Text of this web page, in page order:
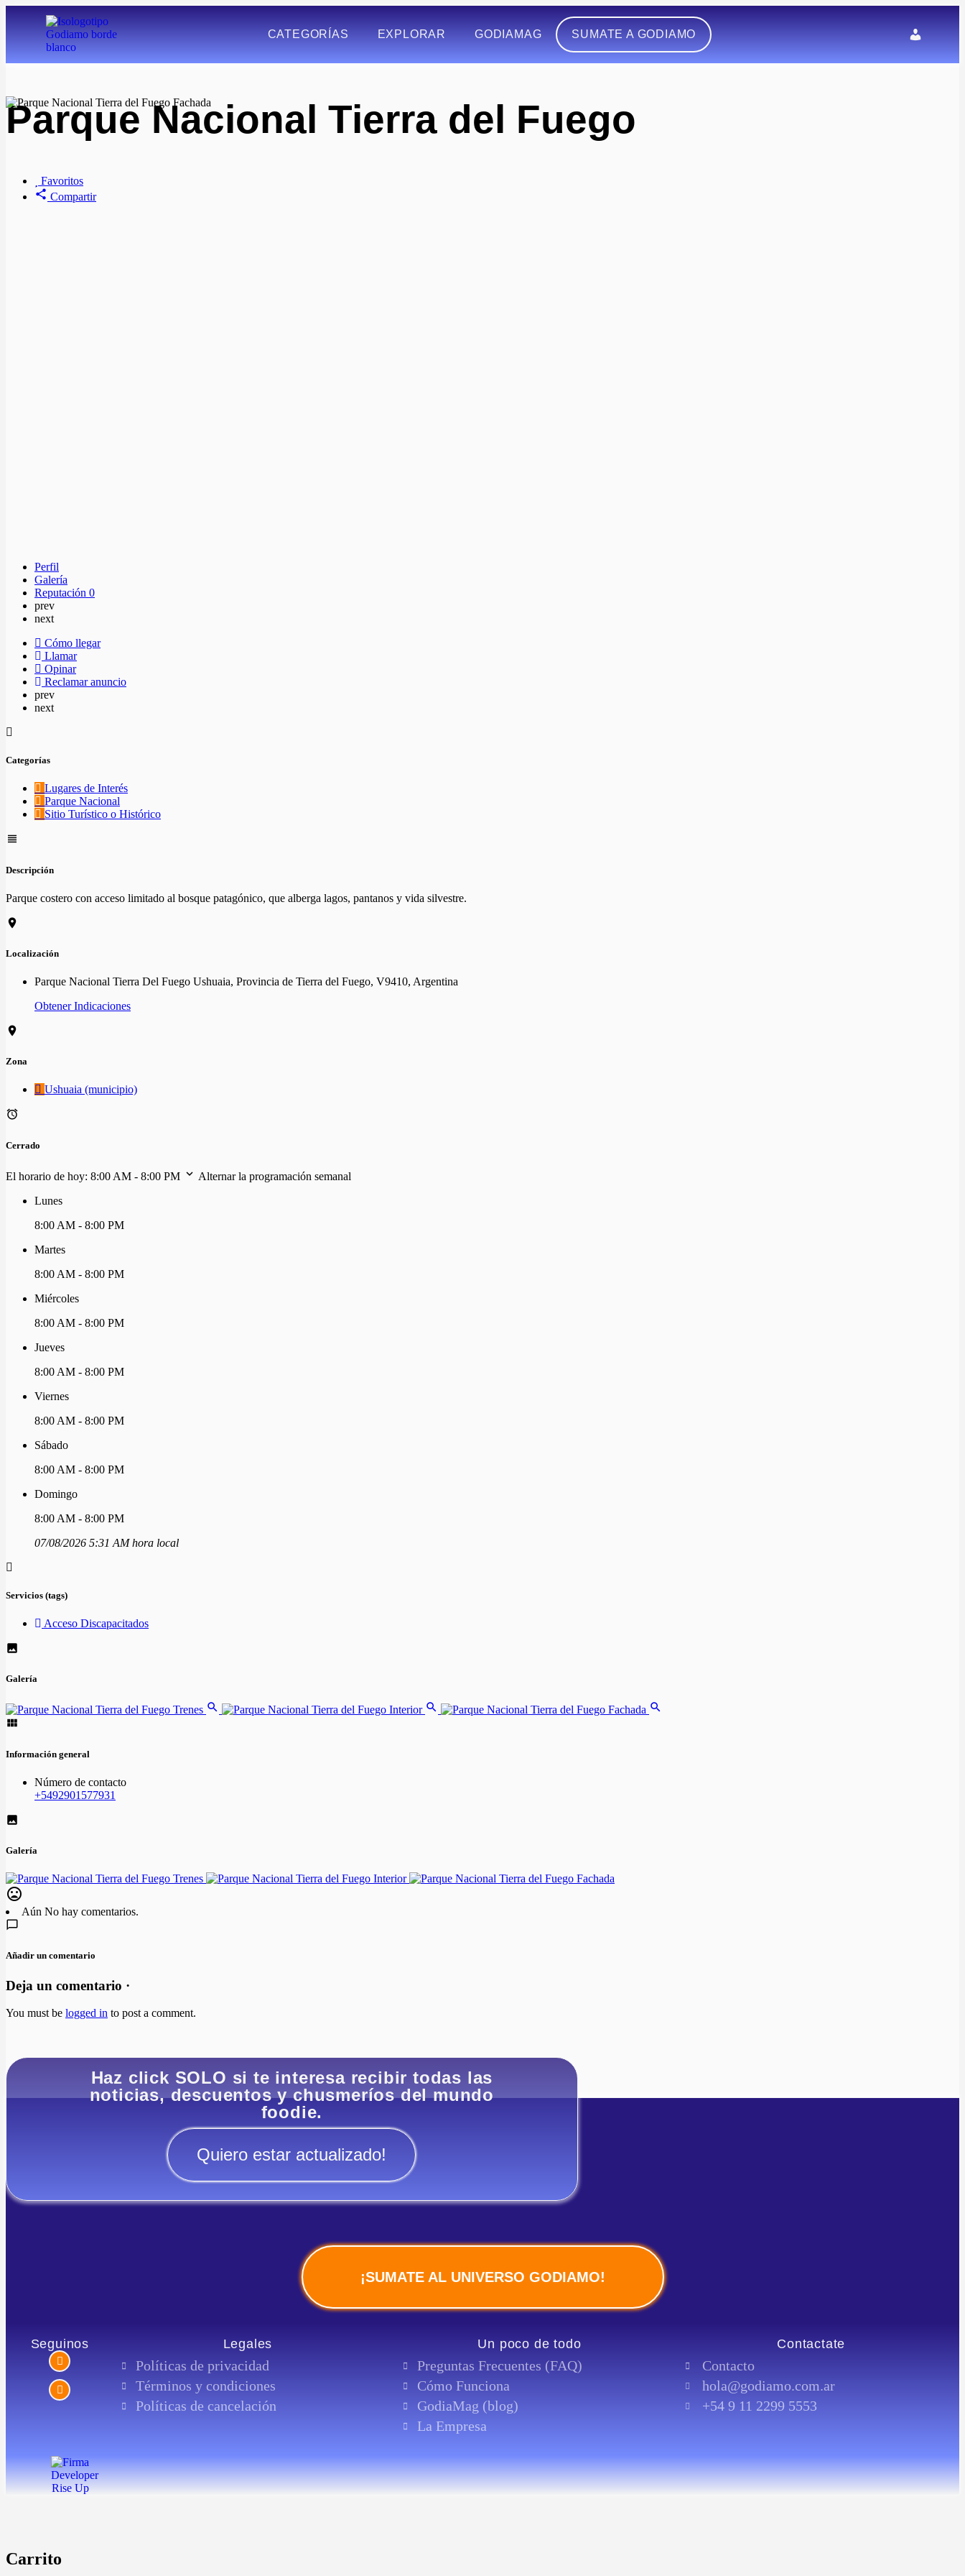
CATEGORÍAS EXPLORAR GODIAMAG SUMATE A GODIAMO
Parque Nacional Tierra del Fuego
Favoritos
Compartir
Perfil
Galería
Reputación 0
prev
next
Cómo llegar
Llamar
Opinar
Reclamar anuncio
prev
next
Categorías
Lugares de Interés
Parque Nacional
Sitio Turístico o Histórico
Descripción
Parque costero con acceso limitado al bosque patagónico, que alberga lagos, pantanos y vida silvestre.
Localización
Parque Nacional Tierra Del Fuego Ushuaia, Provincia de Tierra del Fuego, V9410, Argentina
Obtener Indicaciones
Zona
Ushuaia (municipio)
Cerrado
El horario de hoy: 8:00 AM - 8:00 PM
Alternar la programación semanal
Lunes
8:00 AM - 8:00 PM
Martes
8:00 AM - 8:00 PM
Miércoles
8:00 AM - 8:00 PM
Jueves
8:00 AM - 8:00 PM
Viernes
8:00 AM - 8:00 PM
Sábado
8:00 AM - 8:00 PM
Domingo
8:00 AM - 8:00 PM
07/08/2026 5:31 AM hora local
Servicios (tags)
Acceso Discapacitados
Galería
Información general
Número de contacto
+5492901577931
Galería
Aún No hay comentarios.
Añadir un comentario
Deja un comentario ·
You must be logged in to post a comment.
Haz click SOLO si te interesa recibir todas las
noticias, descuentos y chusmeríos del mundo
foodie.
Quiero estar actualizado!
¡SUMATE AL UNIVERSO GODIAMO!
Seguinos Legales
Políticas de privacidad
Términos y condiciones
Políticas de cancelación
Un poco de todo
Preguntas Frecuentes (FAQ)
Cómo Funciona
GodiaMag (blog)
La Empresa
Contactate
Contacto
hola@godiamo.com.ar
+54 9 11 2299 5553
Carrito